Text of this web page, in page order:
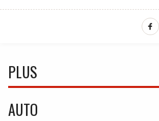
PLUS
AUTO